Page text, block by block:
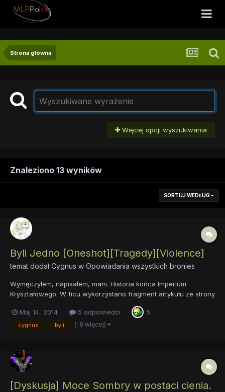
Strona główna
Więcej opcji wyszukiwania
Znaleziono 13 wyników
SORTUJ WEDŁUG
Byli Jedno [Oneshot][Tragedy][Violence]
temat dodałCygnus w Opowiadania wszystkich bronies
Wymęczyłem, napisałem, mam. Historia końca Imperium
Kryształowego. W ficu wykorzystano fragment artykułu ze strony
Maj 14, 2014
5 odpowiedzi 5
cygnus byli (i 8 więcej)
[Dyskusja] Moce Sombry w postaci cienia.